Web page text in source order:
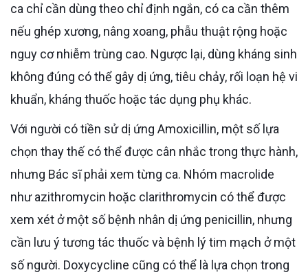
ca chỉ cần dùng theo chỉ định ngắn, có ca cần thêm
nếu ghép xương, nâng xoang, phẫu thuật rộng hoặc
nguy cơ nhiễm trùng cao. Ngược lại, dùng kháng sinh
không đúng có thể gây dị ứng, tiêu chảy, rối loạn hệ vi
khuẩn, kháng thuốc hoặc tác dụng phụ khác.
Với người có tiền sử dị ứng Amoxicillin, một số lựa
chọn thay thế có thể được cân nhắc trong thực hành,
nhưng Bác sĩ phải xem từng ca. Nhóm macrolide
như azithromycin hoặc clarithromycin có thể được
xem xét ở một số bệnh nhân dị ứng penicillin, nhưng
cần lưu ý tương tác thuốc và bệnh lý tim mạch ở một
số người. Doxycycline cũng có thể là lựa chọn trong